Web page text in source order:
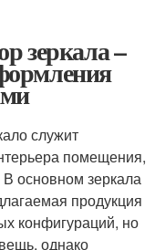
зеркала –
служит
помещения,
основном зеркала
продукция
конфигураций, но
однако